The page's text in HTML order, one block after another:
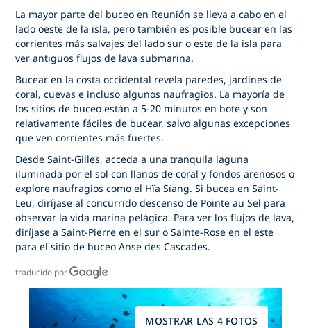
La mayor parte del buceo en Reunión se lleva a cabo en el
lado oeste de la isla, pero también es posible bucear en las
corrientes más salvajes del lado sur o este de la isla para
ver antiguos flujos de lava submarina.
Bucear en la costa occidental revela paredes, jardines de
coral, cuevas e incluso algunos naufragios. La mayoría de
los sitios de buceo están a 5-20 minutos en bote y son
relativamente fáciles de bucear, salvo algunas excepciones
que ven corrientes más fuertes.
Desde Saint-Gilles, acceda a una tranquila laguna
iluminada por el sol con llanos de coral y fondos arenosos o
explore naufragios como el Hïa Sïang. Si bucea en Saint-
Leu, diríjase al concurrido descenso de Pointe au Sel para
observar la vida marina pelágica. Para ver los flujos de lava,
diríjase a Saint-Pierre en el sur o Sainte-Rose en el este
para el sitio de buceo Anse des Cascades.
traducido por
MOSTRAR LAS 4 FOTOS